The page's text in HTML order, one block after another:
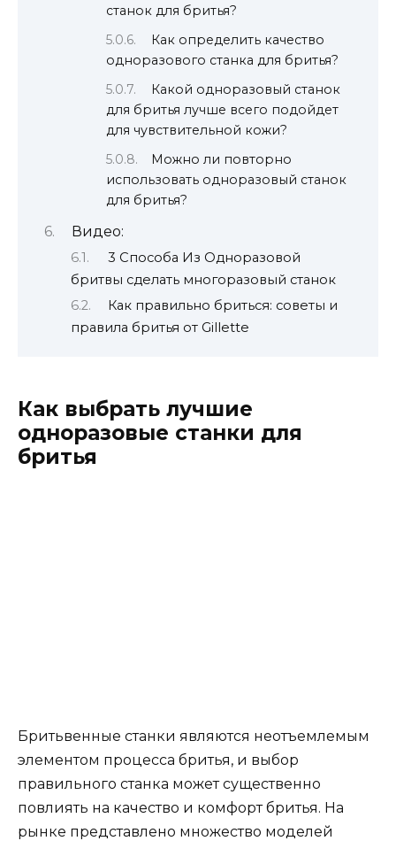
станок для бритья?
Как определить качество
одноразового станка для бритья?
Какой одноразовый станок
для бритья лучше всего подойдет
для чувствительной кожи?
Можно ли повторно
использовать одноразовый станок
для бритья?
Видео:
3 Способа Из Одноразовой
бритвы сделать многоразовый станок
Как правильно бриться: советы и
правила бритья от Gillette
Как выбрать лучшие
одноразовые станки для
бритья
Бритьвенные станки являются неотъемлемым
элементом процесса бритья, и выбор
правильного станка может существенно
повлиять на качество и комфорт бритья. На
рынке представлено множество моделей